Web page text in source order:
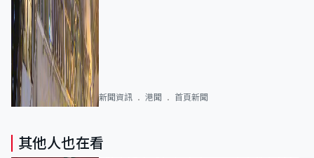
新聞資訊 港聞 首頁新聞
其他人也在看